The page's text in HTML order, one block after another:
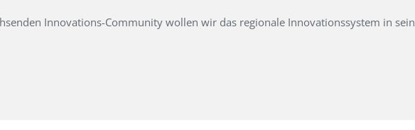
Innovations-Community wollen wir das regionale Innovationssystem in